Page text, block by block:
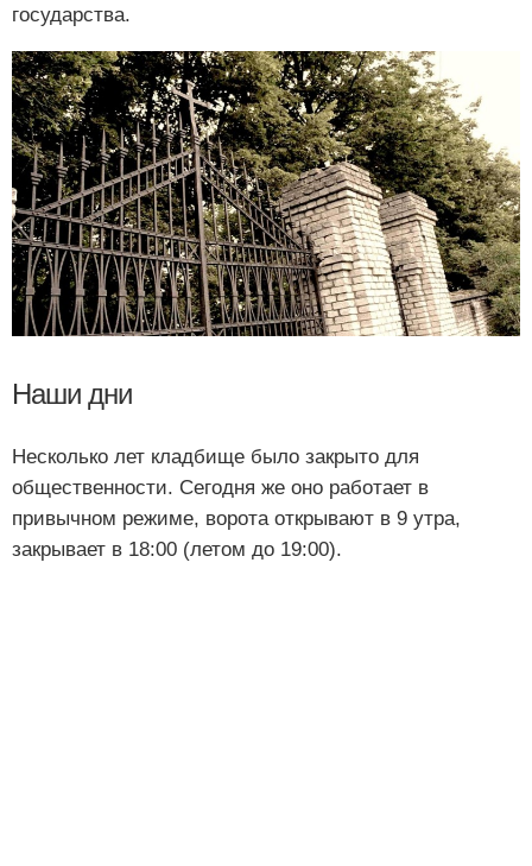
государства.
Наши дни
Несколько лет кладбище было закрыто для
общественности. Сегодня же оно работает в
привычном режиме, ворота открывают в 9 утра,
закрывает в 18:00 (летом до 19:00).